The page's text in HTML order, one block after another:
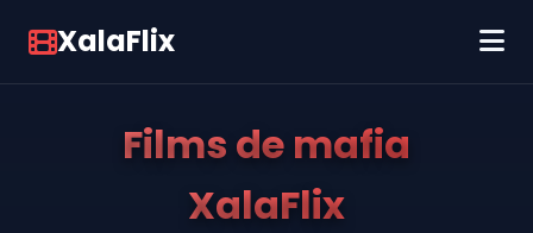
XalaFlix
Films de mafia
XalaFlix